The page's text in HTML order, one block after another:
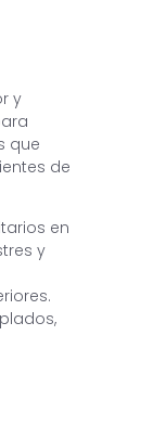
y
que
de
en
y